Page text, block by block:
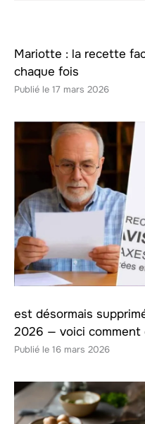
Mariotte : la recette
chaque fois
17 mars 2026
est désormais
2026 — voici comment
16 mars 2026